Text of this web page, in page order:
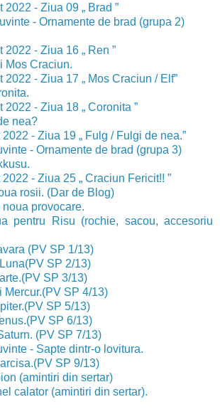
- Ziua 09 „ Brad ”
- Ornamente de brad (grupa 2)
- Ziua 16 „ Ren ”
Mos Craciun.
- Ziua 17 „ Mos Craciun / Elf”
- Ziua 18 „ Coronita ”
nea?
- Ziua 19 „ Fulg / Fulgi de nea.”
- Ornamente de brad (grupa 3)
- Ziua 25 „ Craciun Fericit!! ”
rosii. (Dar de Blog)
provocare.
pentru Risu (rochie, sacou, accesoriu
(PV SP 1/13)
SP 2/13)
SP 3/13)
Mercur.(PV SP 4/13)
SP 5/13)
SP 6/13)
(PV SP 7/13)
- Sapte dintr-o lovitura.
SP 9/13)
(amintiri din sertar)
calator (amintiri din sertar).